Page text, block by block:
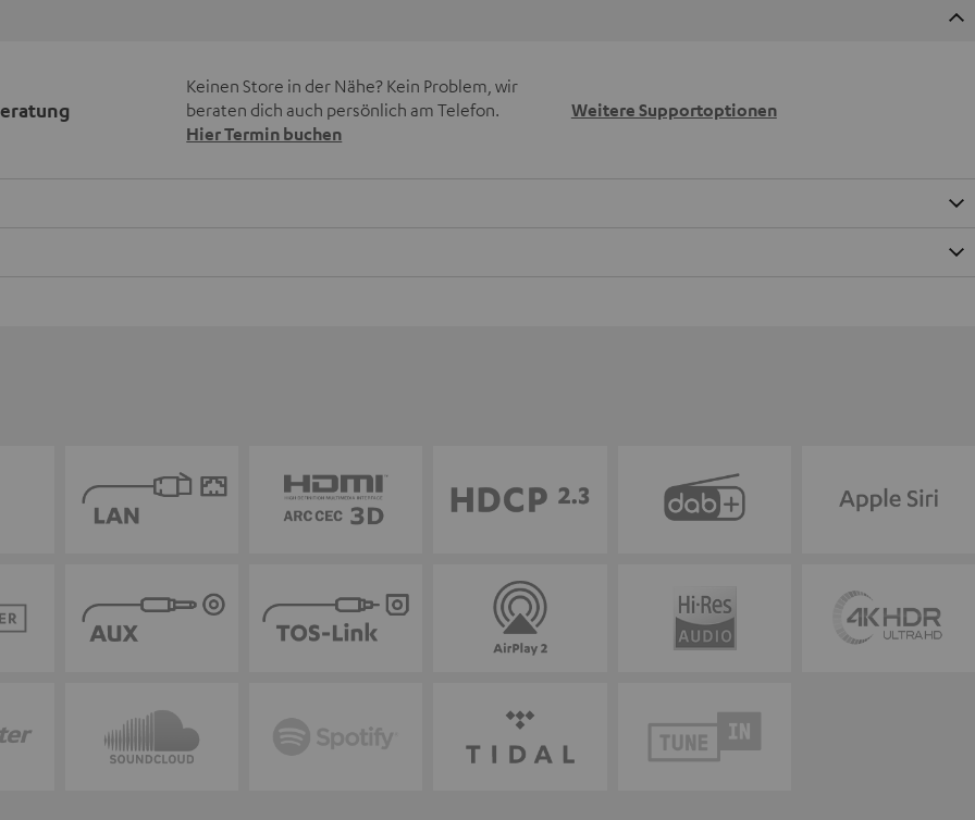
Keinen Store in der Nähe? Kein Problem, wir
beraten dich auch persönlich am Telefon.
Hier Termin buchen
Weitere Supportoptionen